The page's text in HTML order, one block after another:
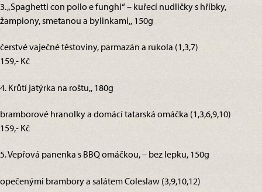
3. „Spaghetti con pollo e funghi“ – kuřecí nudličky s hříbky,
žampiony, smetanou a bylinkami,, 150g
čerstvé vaječné těstoviny, parmazán a rukola (1,3,7)
159,- Kč
4. Krůtí jatýrka na roštu,, 180g
bramborové hranolky a domácí tatarská omáčka (1,3,6,9,10)
159,- Kč
5. Vepřová panenka s BBQ omáčkou, – bez lepku, 150g
opečenými brambory a salátem Coleslaw (3,9,10,12)